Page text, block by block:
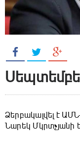
Ձերբակալվել է
Նարեկ Մկրտչյանի